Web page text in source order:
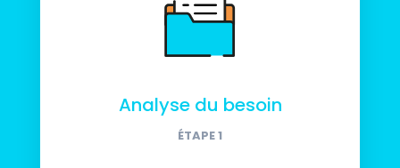
Analyse du besoin
ÉTAPE 1